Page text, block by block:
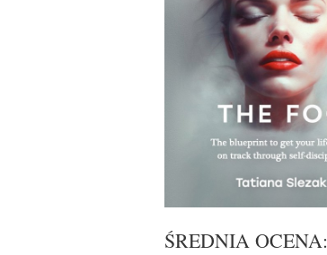
ŚREDNIA OCENA: